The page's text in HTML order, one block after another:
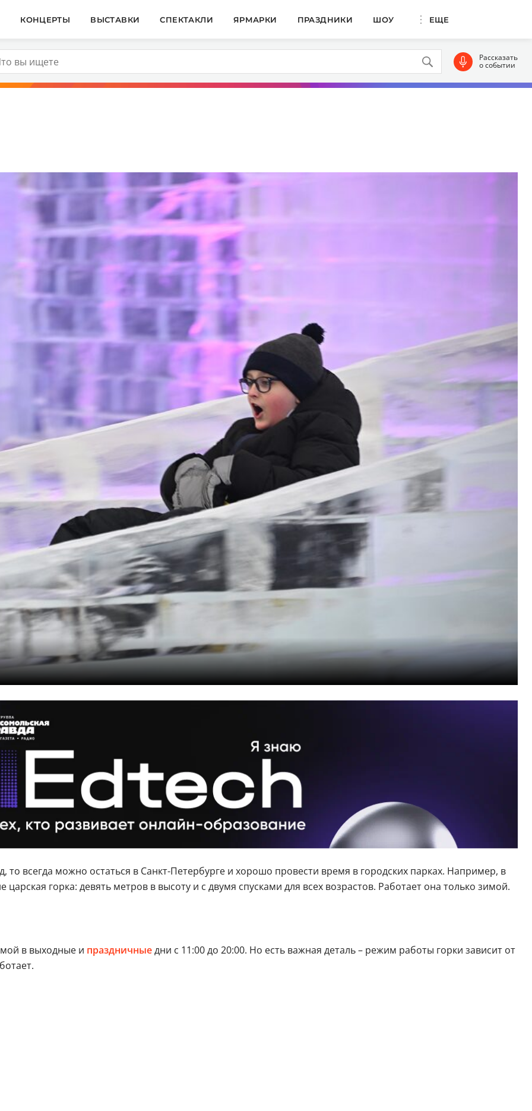
КОНЦЕРТЫ ВЫСТАВКИ СПЕКТАКЛИ ЯРМАРКИ ПРАЗДНИКИ ШОУ ЕЩЕ
Рассказать
о событии
то всегда можно остаться в Санкт-Петербурге и хорошо провести время в городских парках. Например, в
горка: девять метров в высоту и с двумя спусками для всех возрастов. Работает она только зимой.
в выходные и праздничныедни с 11:00 до 20:00. Но есть важная деталь – режим работы горки зависит от